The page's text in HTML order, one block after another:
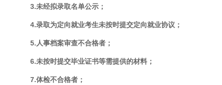
3.未经拟录取名单公示；
4.录取为定向就业考生未按时提交定向就业协议；
5.人事档案审查不合格者；
6.未按时提交毕业证书等需提供的材料；
7.体检不合格者；